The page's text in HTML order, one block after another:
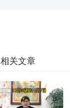
相关文章